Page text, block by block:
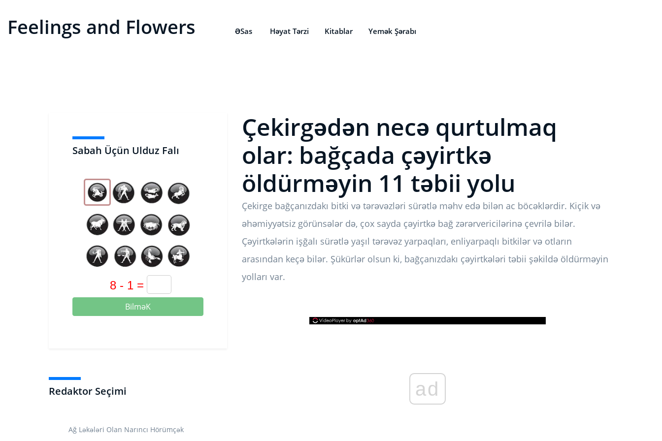
Feelings and Flowers ƏSas Həyat Tərzi Kitablar Yemək Şərabı
Sabah Üçün Ulduz Falı
BilməK
Redaktor Seçimi
Ağ Ləkələri Olan Narıncı Hörümçək
Çekirgədən necə qurtulmaq
olar: bağçada çəyirtkə
öldürməyin 11 təbii yolu
Çekirge bağçanızdakı bitki və tərəvəzləri sürətlə məhv edə bilən ac böcəklərdir. Kiçik və
əhəmiyyətsiz görünsələr də, çox sayda çəyirtkə bağ zərərvericilərinə çevrilə bilər.
Çəyirtkələrin işğalı sürətlə yaşıl tərəvəz yarpaqları, enliyarpaqlı bitkilər və otların
arasından keçə bilər. Şükürlər olsun ki, bağçanızdakı çəyirtkələri təbii şəkildə öldürməyin
yolları var.
ad